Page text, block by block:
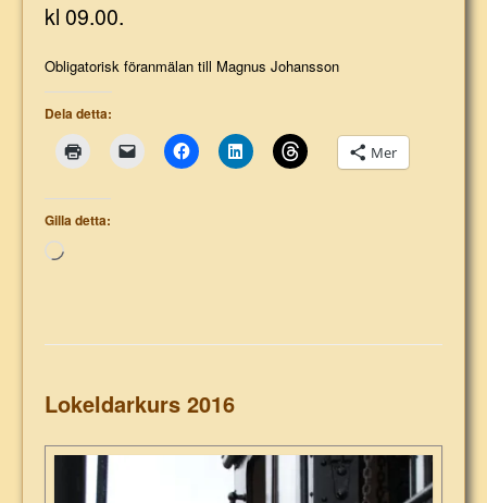
kl 09.00.
Obligatorisk föranmälan till Magnus Johansson
Dela detta:
Mer
Gilla detta:
Laddar
Lokeldarkurs 2016